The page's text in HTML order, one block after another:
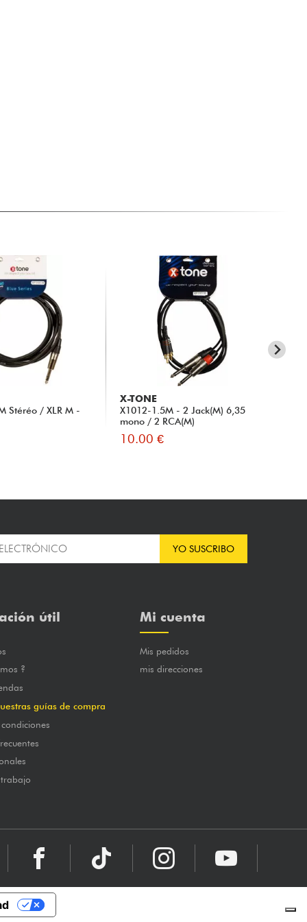
Stéréo / XLR M -
X-TONE
X1012-1.5M - 2 Jack(M) 6,35
mono / 2 RCA(M)
10.00 €
YO SUSCRIBO
útil
?
guías de compra
Mi cuenta
Mis pedidos
mis direcciones